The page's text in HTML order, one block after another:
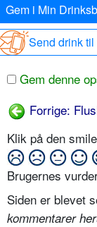
Gem i Min
Send drink til
Gem denne
Forrige:
Klik på den
Brugernes
Siden er blevet
kommentarer